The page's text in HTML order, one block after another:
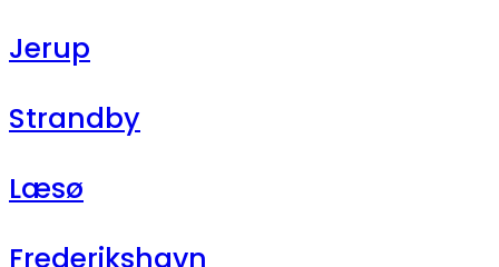
Jerup
Strandby
Læsø
Frederikshavn